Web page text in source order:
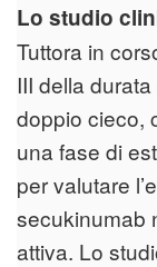
Lo studio
Tuttora in
III della
doppio cieco,
una fase di
per valutare
secukinumab
attiva. Lo